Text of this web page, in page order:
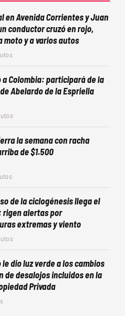
en Avenida Corrientes y Juan
conductor cruzó en rojo,
moto y a varios autos
a Colombia: participará de la
Abelardo de la Espriella
la semana con racha
de $1.500
de la ciclogénesis llega el
rigen alertas por
extremas y viento
le dio luz verde a los cambios
de desalojos incluidos en la
Privada